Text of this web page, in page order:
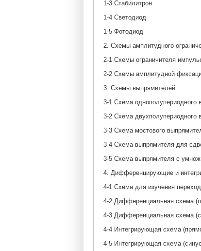
1-3 Стабилитрон
1-4 Светодиод
1-5 Фотодиод
2. Схемы амплитудного
2-1 Схемы ограничителя
2-2 Схемы амплитудной
3. Схемы выпрямителей
3-1 Схема однополупериодного
3-2 Схема двухполупериодного
3-3 Схема мостового
3-4 Схема выпрямителя для
3-5 Схема выпрямителя с
4. Дифференцирующие и
4-1 Схема для изучения
4-2 Дифференциальная схема
4-3 Дифференциальная схема
4-4 Интегрирующая схема
4-5 Интегрирующая схема